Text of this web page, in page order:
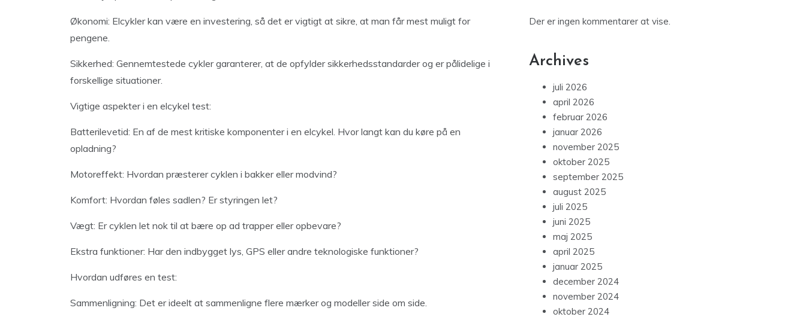
Økonomi: Elcykler kan være en investering, så det er vigtigt at sikre, at man får mest muligt for
pengene.
Sikkerhed: Gennemtestede cykler garanterer, at de opfylder sikkerhedsstandarder og er pålidelige i
forskellige situationer.
Vigtige aspekter i en elcykel test:
Batterilevetid: En af de mest kritiske komponenter i en elcykel. Hvor langt kan du køre på en
opladning?
Motoreffekt: Hvordan præsterer cyklen i bakker eller modvind?
Komfort: Hvordan føles sadlen? Er styringen let?
Vægt: Er cyklen let nok til at bære op ad trapper eller opbevare?
Ekstra funktioner: Har den indbygget lys, GPS eller andre teknologiske funktioner?
Hvordan udføres en test:
Sammenligning: Det er ideelt at sammenligne flere mærker og modeller side om side.
Der er ingen kommentarer at vise.
Archives
juli 2026
april 2026
februar 2026
januar 2026
november 2025
oktober 2025
september 2025
august 2025
juli 2025
juni 2025
maj 2025
april 2025
januar 2025
december 2024
november 2024
oktober 2024